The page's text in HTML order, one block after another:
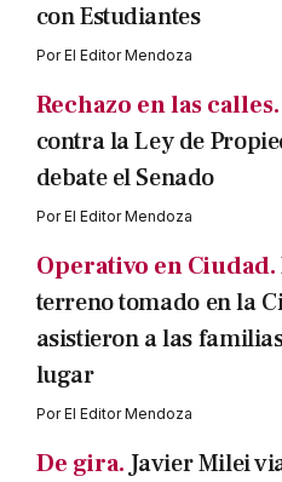
con Estudiantes
PorEl Editor Mendoza
Rechazo en las calles.
contra la Ley de
debate el Senado
PorEl Editor Mendoza
Operativo en Ciudad.
terreno tomado en la
asistieron a las
lugar
PorEl Editor Mendoza
De gira. Javier Milei